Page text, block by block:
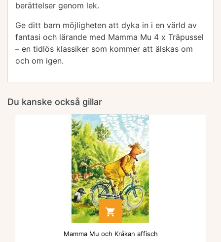
berättelser genom lek.
Ge ditt barn möjligheten att dyka in i en värld av
fantasi och lärande med Mamma Mu 4 x Träpussel
– en tidlös klassiker som kommer att älskas om
och om igen.
Du kanske också gillar

Mamma Mu och Kråkan affisch